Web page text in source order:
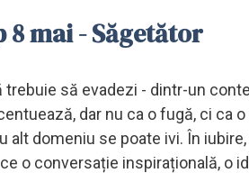
8 mai - Săgetător
să evadezi - dintr-un
dar nu ca o fugă, ci ca
alt domeniu se poate ivi. În
o conversație inspirațională, o